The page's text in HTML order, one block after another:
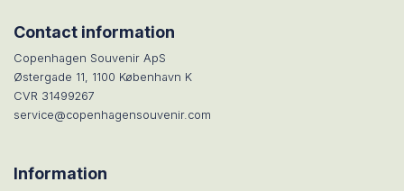
Contact information
Copenhagen Souvenir ApS
Østergade 11, 1100 København K
CVR 31499267
service@copenhagensouvenir.com
Information